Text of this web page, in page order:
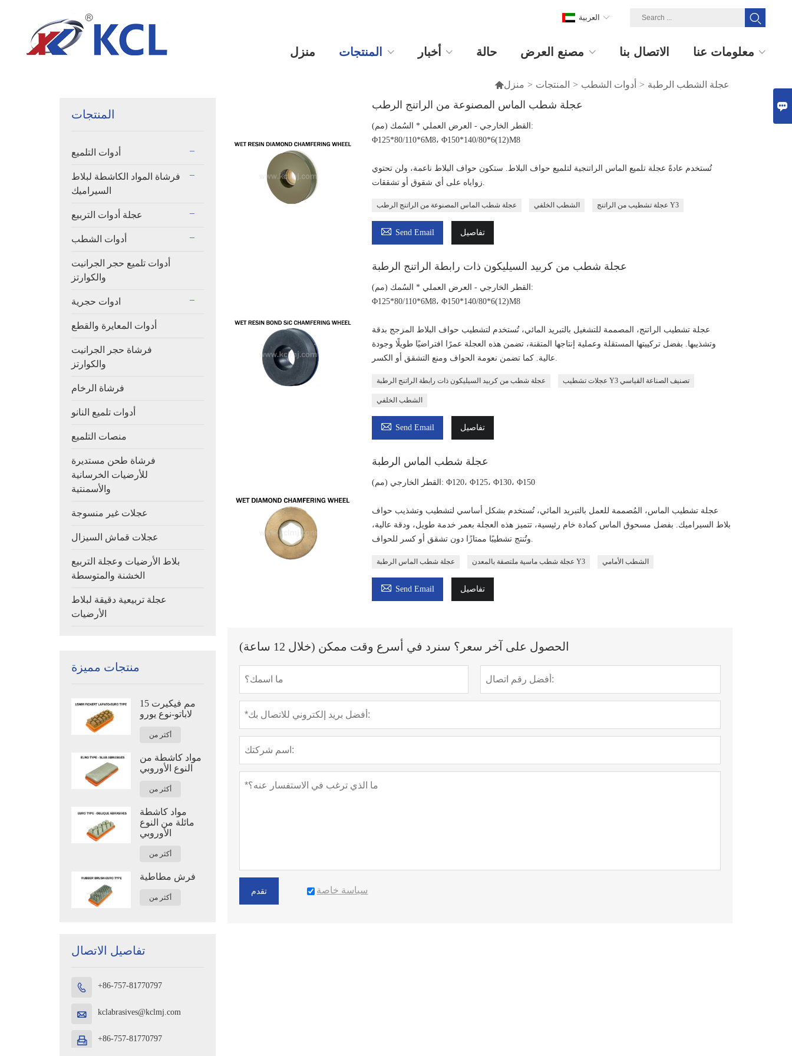
منزل المنتجات أخبار حالة مصنع العرض الاتصال بنا معلومات عنا
العربية
منزل > المنتجات > أدوات الشطب > عجلة الشطب الرطبة
المنتجات
أدوات التلميع
فرشاة المواد الكاشطة لبلاط
السيراميك
عجلة أدوات التربيع
أدوات الشطب
أدوات تلميع حجر الجرانيت
والكوارتز
ادوات حجرية
أدوات المعايرة والقطع
فرشاة حجر الجرانيت
والكوارتز
فرشاة الرخام
أدوات تلميع النانو
منصات التلميع
فرشاة طحن مستديرة
للأرضيات الخرسانية
والأسمنتية
عجلات غير منسوجة
عجلات قماش السيزال
بلاط الأرضيات وعجلة التربيع
الخشنة والمتوسطة
عجلة تربيعية دقيقة لبلاط
الأرضيات
منتجات مميزة
15 مم فيكيرت
لاباتو-نوع يورو
أكثر من
مواد كاشطة من
النوع الأوروبي
أكثر من
مواد كاشطة
مائلة من النوع
الأوروبي
أكثر من
فرش مطاطية
أكثر من
تفاصيل الاتصال
 +86-757-81770797
 kclabrasives@kclmj.com
 +86-757-81770797
عجلة شطب الماس المصنوعة من الراتنج الرطب
القطر الخارجي - العرض العملي * السُمك (مم):
Φ125*80/110*6M8، Φ150*140/80*6(12)M8
تُستخدم عادةً عجلة تلميع الماس الراتنجية لتلميع حواف البلاط. ستكون حواف البلاط ناعمة، ولن تحتوي
زواياه على أي شقوق أو تشققات.
عجلة شطب الماس المصنوعة من الراتنج الرطب الشطب الخلفي عجلة تشطيب من الراتنج Y3
 Send Email تفاصيل
عجلة شطب من كربيد السيليكون ذات رابطة الراتنج الرطبة
القطر الخارجي - العرض العملي * السُمك (مم):
Φ125*80/110*6M8، Φ150*140/80*6(12)M8
عجلة تشطيب الراتنج، المصممة للتشغيل بالتبريد المائي، تُستخدم لتشطيب حواف البلاط المزجج بدقة
وتشذيبها. بفضل تركيبتها المستقلة وعملية إنتاجها المتقنة، تضمن هذه العجلة عمرًا افتراضيًا طويلًا وجودة
عالية. كما تضمن نعومة الحواف ومنع التشقق أو الكسر.
عجلة شطب من كربيد السيليكون ذات رابطة الراتنج الرطبة عجلات تشطيب Y3 تصنيف الصناعة القياسي
الشطب الخلفي
 Send Email تفاصيل
عجلة شطب الماس الرطبة
القطر الخارجي (مم): Φ120، Φ125، Φ130، Φ150
عجلة تشطيب الماس، المُصممة للعمل بالتبريد المائي، تُستخدم بشكل أساسي لتشطيب وتشذيب حواف
بلاط السيراميك. بفضل مسحوق الماس كمادة خام رئيسية، تتميز هذه العجلة بعمر خدمة طويل، ودقة عالية،
وتُنتج تشطيبًا ممتازًا دون تشقق أو كسر للحواف.
عجلة شطب الماس الرطبة عجلة شطب ماسية ملتصقة بالمعدن Y3 الشطب الأمامي
 Send Email تفاصيل
الحصول على آخر سعر؟ سنرد في أسرع وقت ممكن (خلال 12 ساعة)
تقدم سياسة خاصة
